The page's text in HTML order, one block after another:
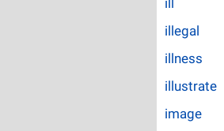
ill
illegal
illness
illustrate
image